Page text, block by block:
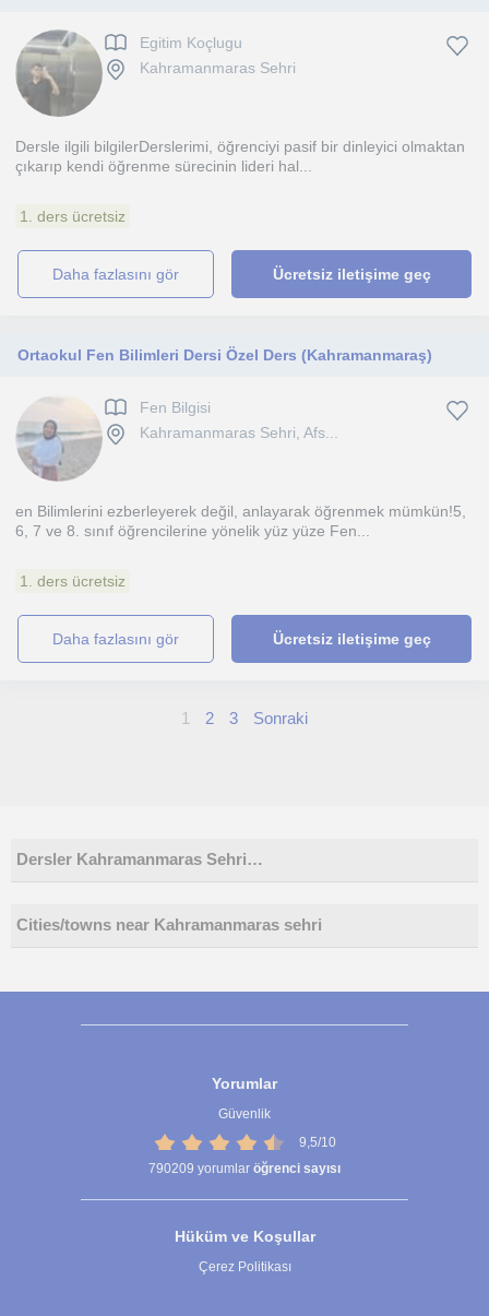
Egitim Koçlugu
Kahramanmaras Sehri
Dersle ilgili bilgilerDerslerimi, öğrenciyi pasif bir dinleyici olmaktan
çıkarıp kendi öğrenme sürecinin lideri hal...
1. ders ücretsiz
daha fazlasını gör Ücretsiz iletişime geç
Ortaokul Fen Bilimleri Dersi Özel Ders (Kahramanmaraş)
Fen Bilgisi
Kahramanmaras Sehri, Afs...
en Bilimlerini ezberleyerek değil, anlayarak öğrenmek mümkün!5,
6, 7 ve 8. sınıf öğrencilerine yönelik yüz yüze Fen...
1. ders ücretsiz
daha fazlasını gör Ücretsiz iletişime geç
1 2 3 Sonraki
Dersler Kahramanmaras Sehri…
Cities/towns near Kahramanmaras sehri
Yorumlar
Güvenlik
9,5/10
790209 yorumlar öğrenci sayısı
Hüküm ve Koşullar
Çerez Politikası